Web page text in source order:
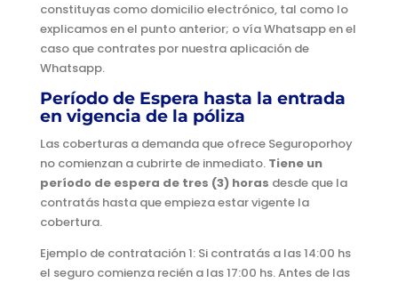
constituyas como domicilio electrónico, tal como lo
explicamos en el punto anterior; o vía Whatsapp en el
caso que contrates por nuestra aplicación de
Whatsapp.
Período de Espera hasta la entrada
en vigencia de la póliza
Las coberturas a demanda que ofrece Seguroporhoy
no comienzan a cubrirte de inmediato. Tiene un
período de espera de tres (3) horas desde que la
contratás hasta que empieza estar vigente la
cobertura.
Ejemplo de contratación 1: Si contratás a las 14:00 hs
el seguro comienza recién a las 17:00 hs. Antes de las